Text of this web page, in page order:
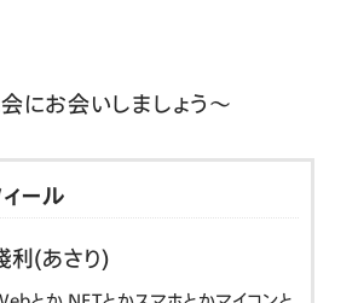
にお会いしましょう～
ール
利(あさり)